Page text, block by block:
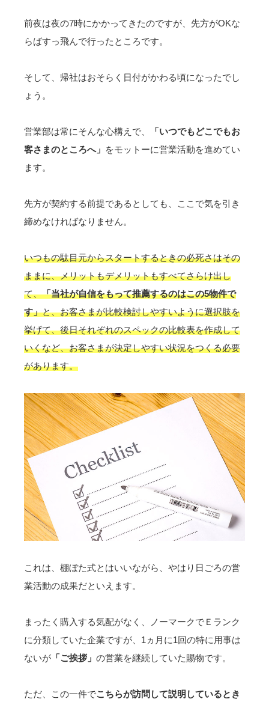
前夜は夜の7時にかかってきたのですが、先方がOKな
らばすっ飛んで行ったところです。
そして、帰社はおそらく日付がかわる頃になったでし
ょう。
営業部は常にそんな心構えで、
「いつでもどこでもお
客さまのところへ」 をモットーに営業活動を進めてい
ます。
先方が契約する前提であるとしても、ここで気を引き
締めなければなりません。
いつもの駄目元からスタートするときの必死さはその
ままに、メリットもデメリットもすべてさらけ出し
て、「当社が自信をもって推薦するのはこの5物件で
す」と、お客さまが比較検討しやすいように選択肢を
挙げて、後日それぞれのスペックの比較表を作成して
いくなど、お客さまが決定しやすい状況をつくる必要
があります。
これは、棚ぼた式とはいいながら、 やはり日ごろの営
業活動の成果だといえます。
まったく購入する気配がなく、ノーマークでＥランク
に分類していた企業ですが、 1ヵ月に1回の特に用事は
ないが 「ご挨拶」 の営業を継続していた賜物です。
ただ、この一件でこちらが訪問して説明しているとき